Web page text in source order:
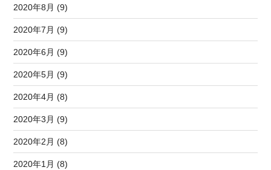
2020年8月 (9)
2020年7月 (9)
2020年6月 (9)
2020年5月 (9)
2020年4月 (8)
2020年3月 (9)
2020年2月 (8)
2020年1月 (8)